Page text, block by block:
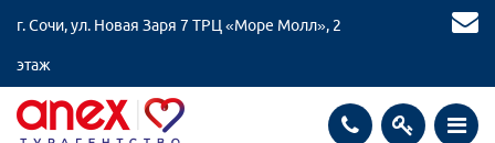
г. Сочи, ул. Новая Заря 7 ТРЦ «Море Молл», 2
этаж